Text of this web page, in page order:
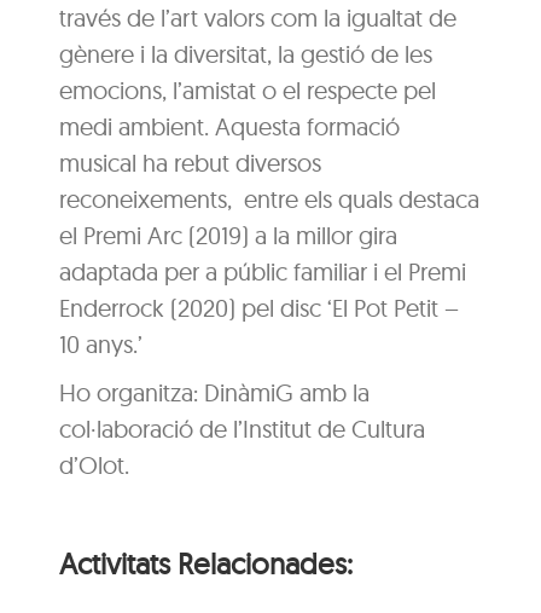
través de l’art valors com la igualtat de
gènere i la diversitat, la gestió de les
emocions, l’amistat o el respecte pel
medi ambient. Aquesta formació
musical ha rebut diversos
reconeixements, entre els quals destaca
el Premi Arc (2019) a la millor gira
adaptada per a públic familiar i el Premi
Enderrock (2020) pel disc ‘El Pot Petit –
10 anys.’
Ho organitza: DinàmiG amb la
col·laboració de l’Institut de Cultura
d’Olot.
Activitats Relacionades: